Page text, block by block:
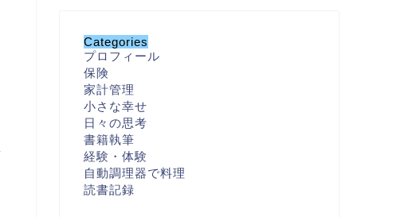
Categories
プロフィール
保険
家計管理
小さな幸せ
日々の思考
書籍執筆
経験・体験
自動調理器で料理
読書記録